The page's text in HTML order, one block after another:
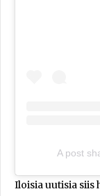
A post
Iloisia uutisia siis